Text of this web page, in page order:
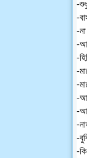
-
-
-
-
-
-
-
-
-
-
-
-